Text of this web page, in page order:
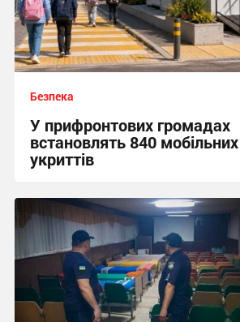
Безпека
У прифронтових громадах
встановлять 840 мобільних
укриттів
12:57 сьогодні